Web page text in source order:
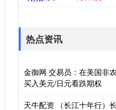
热点资讯
金御网 交易员：在美国非
买入美元/日元看跌期权
天牛配资 （长江十年行）